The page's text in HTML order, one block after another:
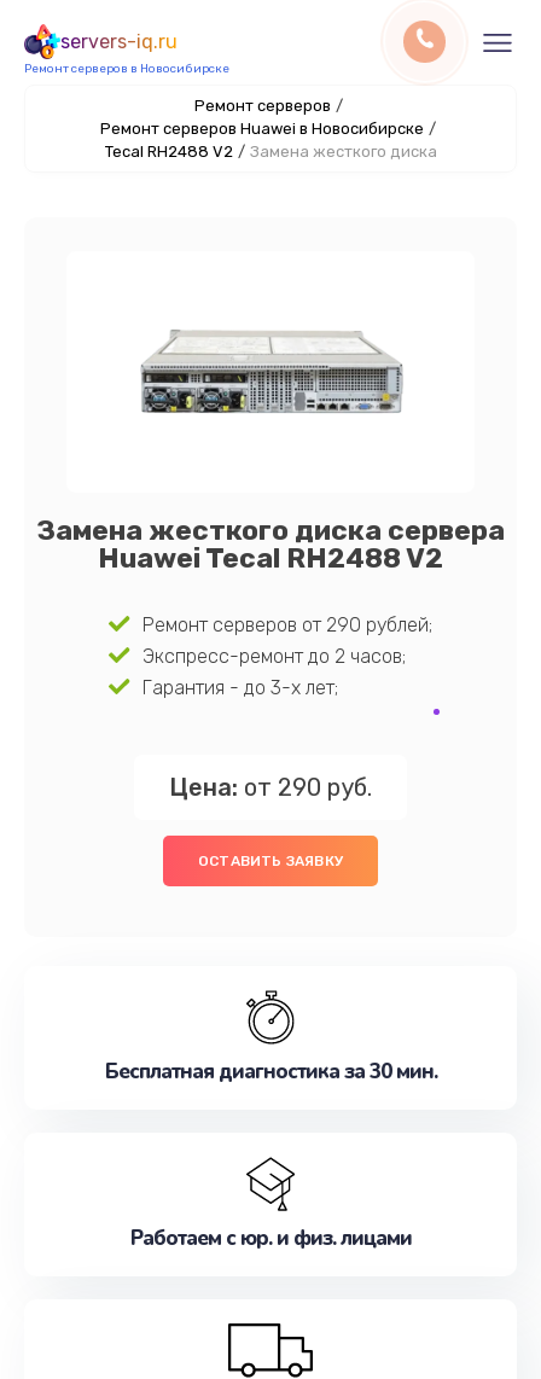
servers-iq.ru
Ремонт серверов в Новосибирске
Ремонт серверов /
Ремонт серверов Huawei в Новосибирске /
Tecal RH2488 V2 / Замена жесткого диска
Замена жесткого диска сервера
Huawei Tecal RH2488 V2
Ремонт серверов от 290 рублей;
Экспресс-ремонт до 2 часов;
Гарантия - до 3-х лет;
Цена: от 290 руб.
ОСТАВИТЬ ЗАЯВКУ
Бесплатная диагностика за 30 мин.
Работаем с юр. и физ. лицами